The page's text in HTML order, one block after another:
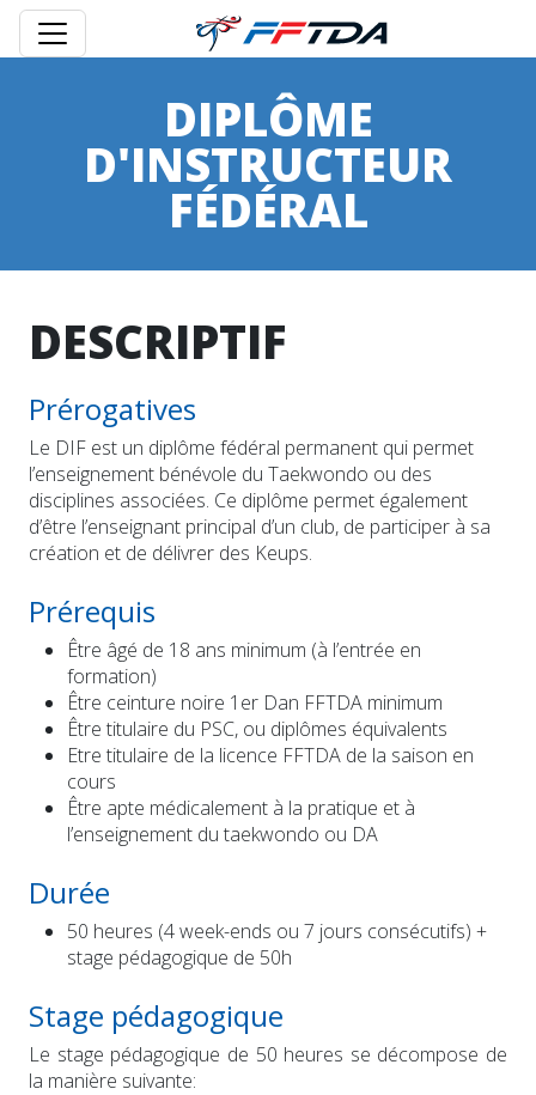
DIPLÔME
D'INSTRUCTEUR
FÉDÉRAL
DESCRIPTIF
Prérogatives
Le DIF est un diplôme fédéral permanent qui permet
l’enseignement bénévole du Taekwondo ou des
disciplines associées. Ce diplôme permet également
d’être l’enseignant principal d’un club, de participer à sa
création et de délivrer des Keups.
Prérequis
Être âgé de 18 ans minimum (à l’entrée en
formation)
Être ceinture noire 1er Dan FFTDA minimum
Être titulaire du PSC, ou diplômes équivalents
Etre titulaire de la licence FFTDA de la saison en
cours
Être apte médicalement à la pratique et à
l’enseignement du taekwondo ou DA
Durée
50 heures (4 week-ends ou 7 jours consécutifs) +
stage pédagogique de 50h
Stage pédagogique
Le stage pédagogique de 50 heures se décompose de
la manière suivante: